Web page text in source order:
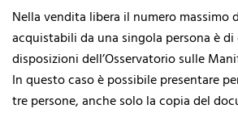
Nella vendita libera il numero massimo
acquistabili da una singola persona è
disposizioni dell’Osservatorio sulle
In questo caso è possibile presentare
tre persone, anche solo la copia del